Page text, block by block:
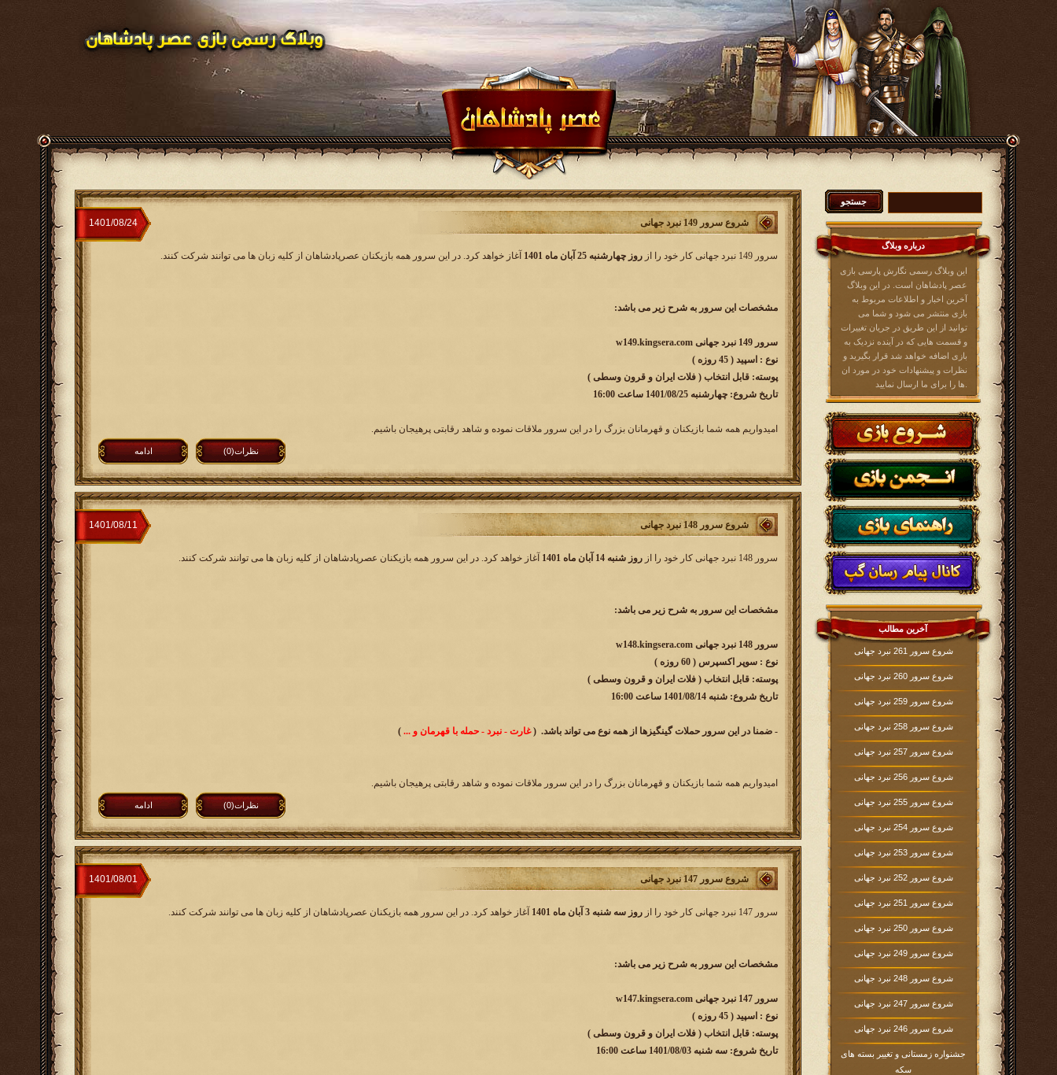
درباره وبلاگ
این وبلاگ رسمی نگارش پارسی بازی
عصر پادشاهان است. در این وبلاگ
آخرین اخبار و اطلاعات مربوط به
بازی منتشر می شود و شما می
توانید از این طریق در جریان تغییرات
و قسمت هایی که در آینده نزدیک به
بازی اضافه خواهد شد قرار بگیرید و
نظرات و پیشنهادات خود در مورد ان
آخرین مطالب
شروع سرور 261 نبرد جهانی
شروع سرور 260 نبرد جهانی
شروع سرور 259 نبرد جهانی
شروع سرور 258 نبرد جهانی
شروع سرور 257 نبرد جهانی
شروع سرور 256 نبرد جهانی
شروع سرور 255 نبرد جهانی
شروع سرور 254 نبرد جهانی
شروع سرور 253 نبرد جهانی
شروع سرور 252 نبرد جهانی
شروع سرور 251 نبرد جهانی
شروع سرور 250 نبرد جهانی
شروع سرور 249 نبرد جهانی
شروع سرور 248 نبرد جهانی
شروع سرور 247 نبرد جهانی
شروع سرور 246 نبرد جهانی
جشنواره زمستانی و تغییر بسته های
سکه
شروع سرور 149 نبرد جهانی ‏1401/08/24
سرور 149 نبرد جهانی کار خود را از روز چهارشنبه 25 آبان ماه 1401 آغاز خواهد کرد. در این سرور همه بازیکنان عصرپادشاهان از کلیه زبان ها می توانند شرکت کنند.
مشخصات این سرور به شرح زیر می باشد:
سرور 149 نبرد جهانی w149.kingsera.com
نوع : اسپید ( 45 روزه )
پوسته: قابل انتخاب ( فلات ایران و قرون وسطی )
تاریخ شروع: چهارشنبه 1401/08/25 ساعت 16:00
امیدواریم همه شما بازیکنان و قهرمانان بزرگ را در این سرور ملاقات نموده و شاهد رقابتی پرهیجان باشیم.
ادامه نظرات(0)
شروع سرور 148 نبرد جهانی ‏1401/08/11
سرور 148 نبرد جهانی کار خود را از روز شنبه 14 آبان ماه 1401 آغاز خواهد کرد. در این سرور همه بازیکنان عصرپادشاهان از کلیه زبان ها می توانند شرکت کنند.
مشخصات این سرور به شرح زیر می باشد:
سرور 148 نبرد جهانی w148.kingsera.com
نوع : سوپر اکسپرس ( 60 روزه )
پوسته: قابل انتخاب ( فلات ایران و قرون وسطی )
تاریخ شروع: شنبه 1401/08/14 ساعت 16:00
- ضمنا در این سرور حملات گینگیزها از همه نوع می تواند باشد. (غارت - نبرد - حمله با قهرمان و ... )
امیدواریم همه شما بازیکنان و قهرمانان بزرگ را در این سرور ملاقات نموده و شاهد رقابتی پرهیجان باشیم.
ادامه نظرات(0)
شروع سرور 147 نبرد جهانی ‏1401/08/01
سرور 147 نبرد جهانی کار خود را از روز سه شنبه 3 آبان ماه 1401 آغاز خواهد کرد. در این سرور همه بازیکنان عصرپادشاهان از کلیه زبان ها می توانند شرکت کنند.
مشخصات این سرور به شرح زیر می باشد:
سرور 147 نبرد جهانی w147.kingsera.com
نوع : اسپید ( 45 روزه )
پوسته: قابل انتخاب ( فلات ایران و قرون وسطی )
تاریخ شروع: سه شنبه 1401/08/03 ساعت 16:00